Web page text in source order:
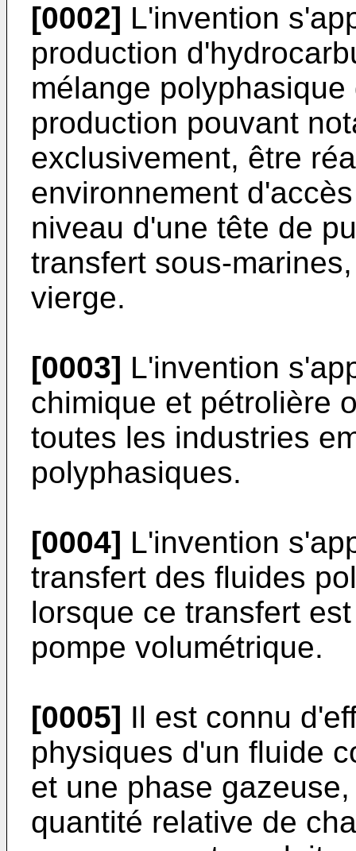
[0002] L'invention
production
mélange
production pouvant
exclusivement, être
environnement
niveau d'une tête de
transfert sous-
vierge.
[0003] L'invention
chimique et pétrolière
toutes les industries
polyphasiques.
[0004] L'invention
transfert des fluides
lorsque ce transfert
pompe volumétrique.
[0005] Il est connu
physiques d'un fluide
et une phase
quantité relative de